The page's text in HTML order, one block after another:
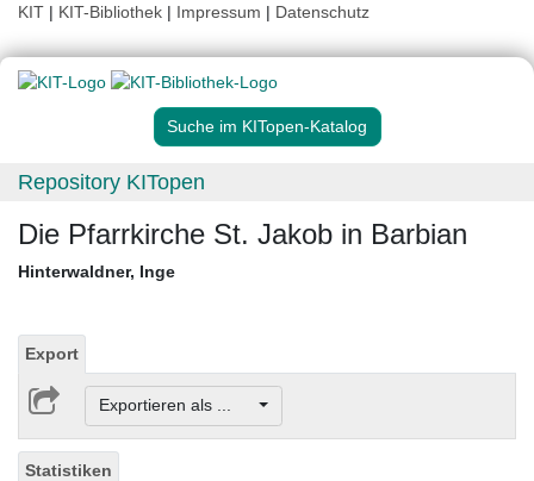
KIT | KIT-Bibliothek | Impressum | Datenschutz
Suche im KITopen-Katalog
Repository KITopen
Die Pfarrkirche St. Jakob in Barbian
Hinterwaldner, Inge
Export
Exportieren als ...
Statistiken